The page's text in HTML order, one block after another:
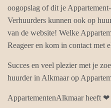
oogopslag of dit je
Verhuurders kunnen ook op
van de website! Welke
Reageer en kom in contact met
Succes en veel plezier met je
huurder in Alkmaar op
AppartementenAlkmaar heeft